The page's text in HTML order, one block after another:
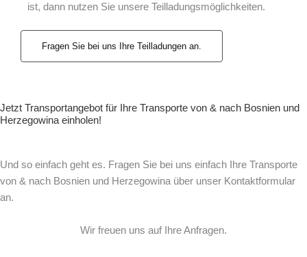
ist, dann nutzen Sie unsere Teilladungsmöglichkeiten.
Fragen Sie bei uns Ihre Teilladungen an.
Jetzt Transportangebot für Ihre Transporte von & nach Bosnien und
Herzegowina einholen!
Und so einfach geht es. Fragen Sie bei uns einfach Ihre Transporte
von & nach Bosnien und Herzegowina über unser Kontaktformular
an.
Wir freuen uns auf Ihre Anfragen.